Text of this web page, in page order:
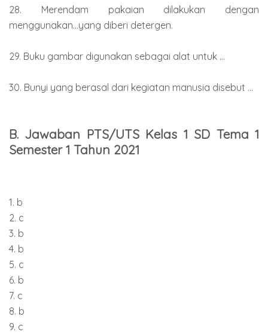
28. Merendam pakaian dilakukan dengan
menggunakan...yang diberi detergen.
29. Buku gambar digunakan sebagai alat untuk ...
30. Bunyi yang berasal dari kegiatan manusia disebut ...
B. Jawaban PTS/UTS Kelas 1 SD Tema 1
Semester 1 Tahun 2021
1. b
2. c
3. b
4. b
5. c
6. b
7. c
8. b
9. c